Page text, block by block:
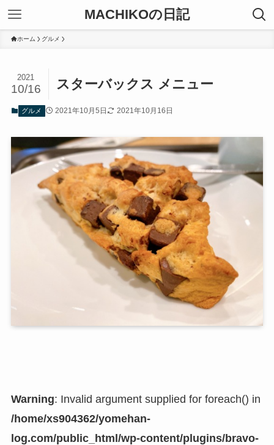
MACHIKOの日記
ホーム グルメ
スターバックス メニュー
2021
10/16
グルメ 2021年10月5日 2021年10月16日
Warning: Invalid argument supplied for foreach() in
/home/xs904362/yomehan-
log.com/public_html/wp-content/plugins/bravo-